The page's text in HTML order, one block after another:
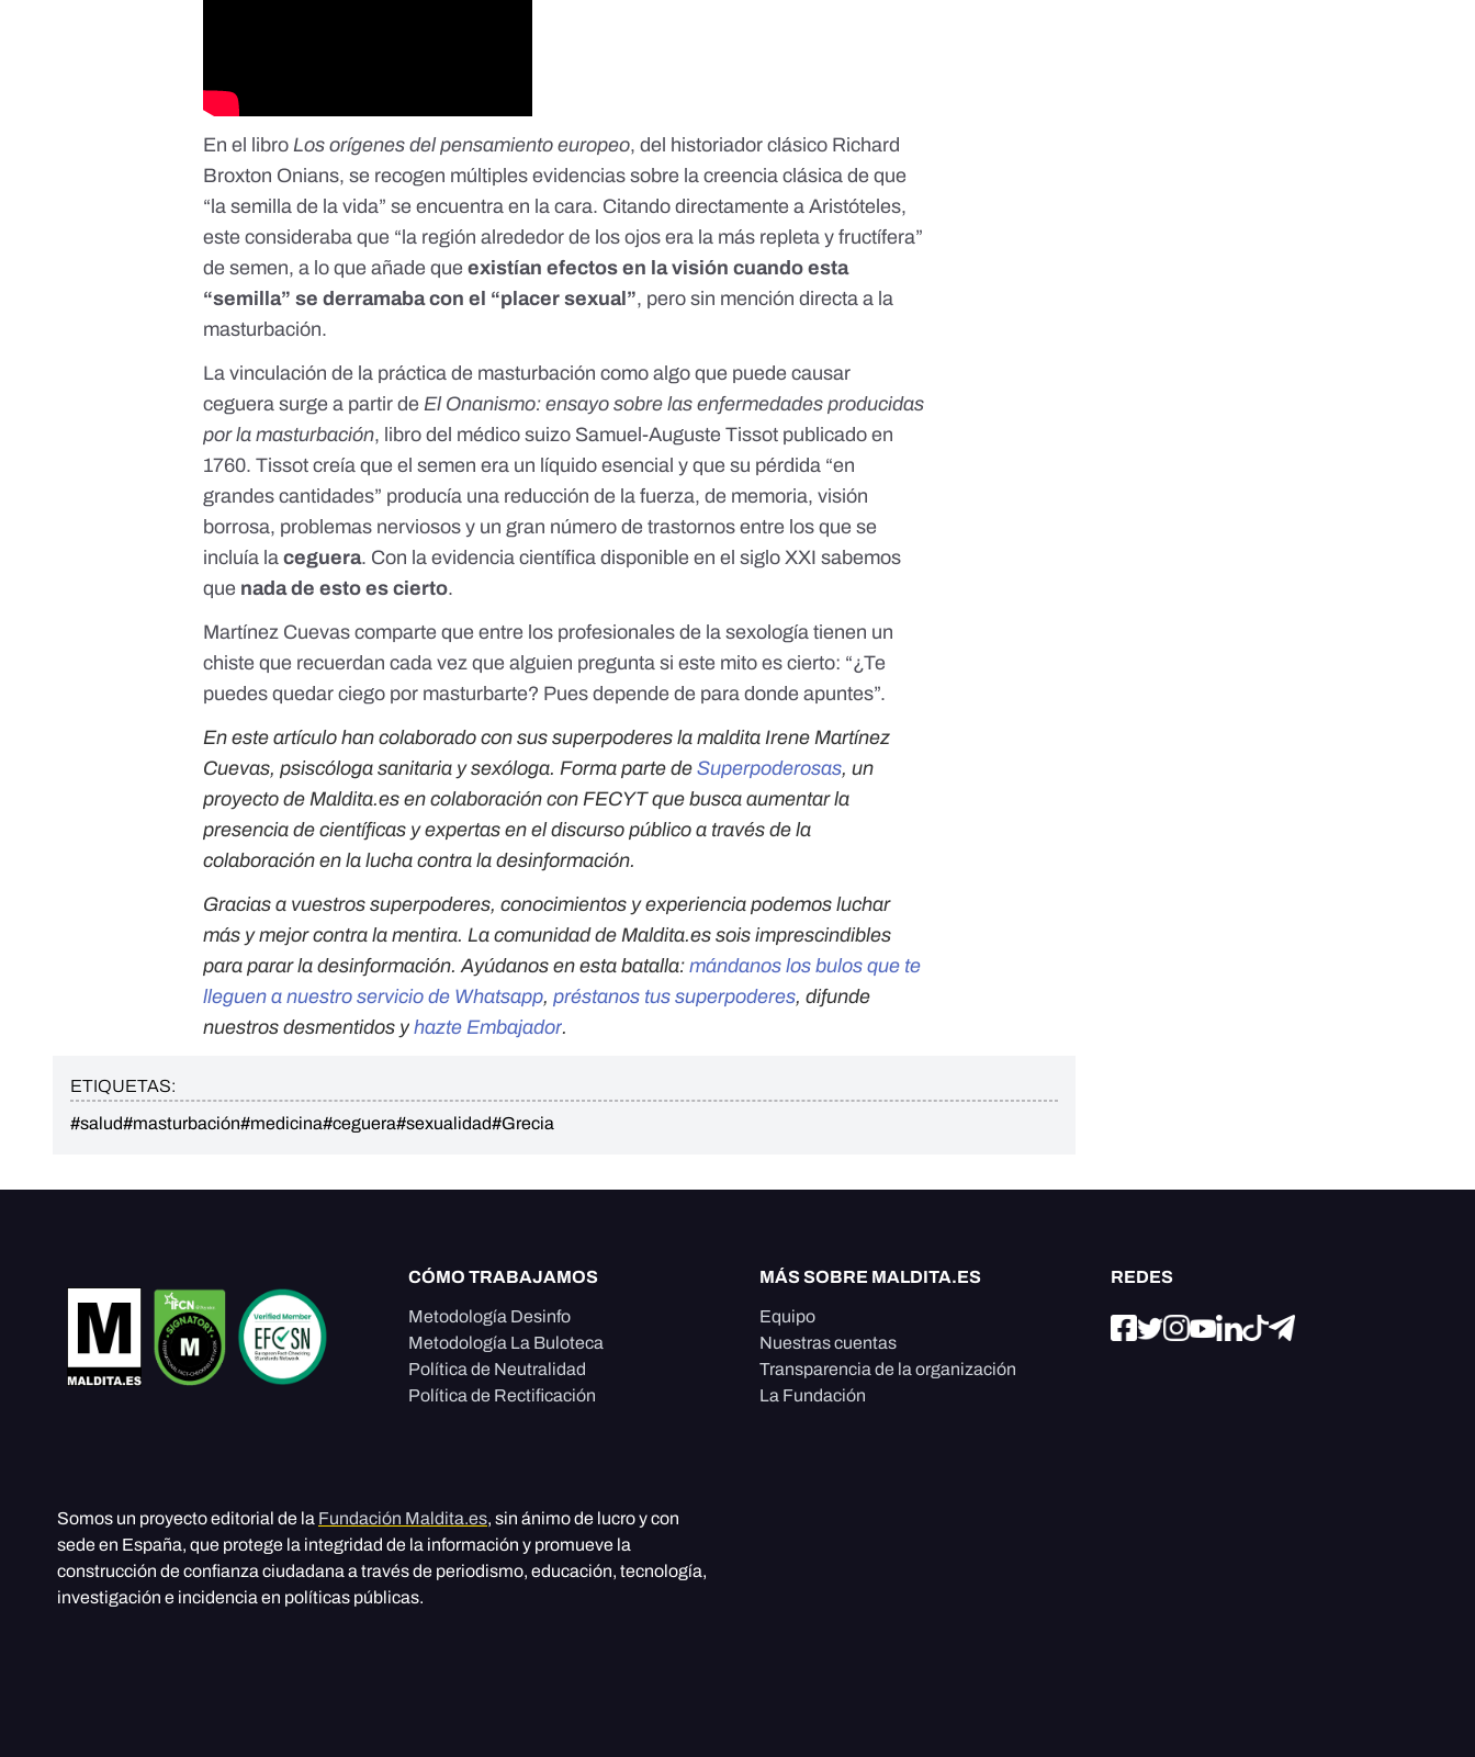
En el libroLos orígenes del pensamiento europeo, del historiador clásico Richard
Broxton Onians, se recogen múltiples evidencias sobre la creencia clásica de que
“la semilla de la vida” se encuentra en la cara. Citando directamente a Aristóteles,
este consideraba que “la región alrededor de los ojos era la más repleta y fructífera”
de semen, a lo que añade queexistían efectos en la visión cuando esta
“semilla” se derramaba con el “placer sexual”, pero sin mención directa a la
masturbación.
La vinculación de la práctica de masturbación como algo que puede causar
ceguera surge a partir deEl Onanismo: ensayo sobre las enfermedades producidas
por la masturbación, libro del médico suizo Samuel-Auguste Tissot publicado en
1760. Tissot creía que el semen era un líquido esencial y que su pérdida “en
grandes cantidades” producía una reducción de la fuerza, de memoria, visión
borrosa, problemas nerviosos y un gran número de trastornos entre los que se
incluía laceguera. Con la evidencia científica disponible en el siglo XXI sabemos
que nada de esto es cierto.
Martínez Cuevas comparte que entre los profesionales de la sexología tienen un
chiste que recuerdan cada vez que alguien pregunta si este mito es cierto: “¿Te
puedes quedar ciego por masturbarte? Pues depende de para donde apuntes”.
En este artículo han colaborado con sus superpoderes la maldita Irene Martínez
Cuevas, psiscóloga sanitaria y sexóloga. Forma parte de Superpoderosas, un
proyecto de Maldita.es en colaboración con FECYT que busca aumentar la
presencia de científicas y expertas en el discurso público a través de la
colaboración en la lucha contra la desinformación.
Gracias a vuestros superpoderes, conocimientos y experiencia podemos luchar
más y mejor contra la mentira. La comunidad de Maldita.es sois imprescindibles
para parar la desinformación. Ayúdanos en esta batalla: mándanos los bulos que te
lleguen a nuestro servicio de Whatsapp, préstanos tus superpoderes, difunde
nuestros desmentidos y hazte Embajador.
ETIQUETAS:
#salud#masturbación#medicina#ceguera#sexualidad#Grecia
CÓMO TRABAJAMOS
Metodología Desinfo
Metodología La Buloteca
Política de Neutralidad
Política de Rectificación
MÁS SOBRE MALDITA.ES
Equipo
Nuestras cuentas
Transparencia de la organización
La Fundación
REDES
Somos un proyecto editorial de la Fundación Maldita.es, sin ánimo de lucro y con
sede en España, que protege la integridad de la información y promueve la
construcción de confianza ciudadana a través de periodismo, educación, tecnología,
investigación e incidencia en políticas públicas.